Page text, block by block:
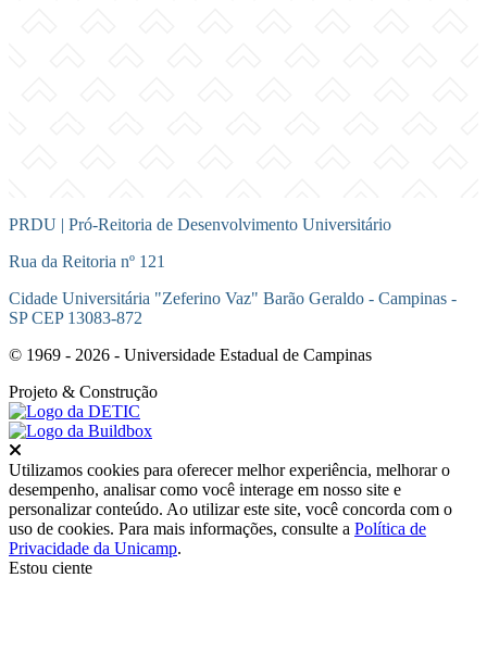
PRDU | Pró-Reitoria de Desenvolvimento Universitário
Rua da Reitoria nº 121
Cidade Universitária "Zeferino Vaz" Barão Geraldo - Campinas -
SP CEP 13083-872
© 1969 - 2026 - Universidade Estadual de Campinas
Projeto & Construção
Utilizamos cookies para oferecer melhor experiência, melhorar o
desempenho, analisar como você interage em nosso site e
personalizar conteúdo. Ao utilizar este site, você concorda com o
uso de cookies. Para mais informações, consulte a Política de
Privacidade da Unicamp.
Estou ciente